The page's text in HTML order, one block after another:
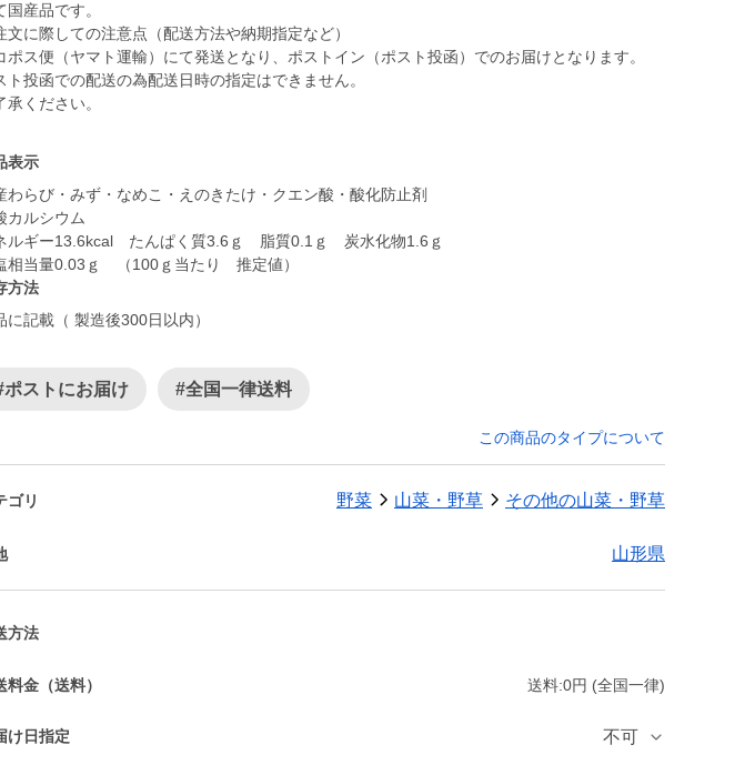
国産品です。
文に際しての注意点（配送方法や納期指定など）
ポス便（ヤマト運輸）にて発送となり、ポストイン（ポスト投函）でのお届けとなります。
ト投函での配送の為配送日時の指定はできません。
承ください。
表示
わらび・みず・なめこ・えのきたけ・クエン酸・酸化防止剤
カルシウム
ルギー13.6kcal たんぱく質3.6ｇ 脂質0.1ｇ 炭水化物1.6ｇ
方法
に記載（ 製造後300日以内）
ポストにお届け #全国一律送料
この商品のタイプについて
ゴリ 野菜 山菜・野草 その他の山菜・野草
山形県
方法
料金（送料） 送料:0円 (全国一律)
け日指定 不可